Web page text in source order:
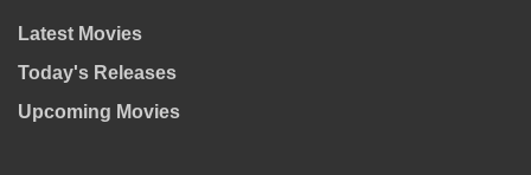
Latest Movies
Today's Releases
Upcoming Movies